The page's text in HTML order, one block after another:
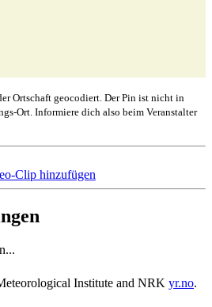
Ortschaft geocodiert. Der Pin ist nicht in
Ort. Informiere dich also beim Veranstalter
Clip hinzufügen
Institute and NRK yr.no.